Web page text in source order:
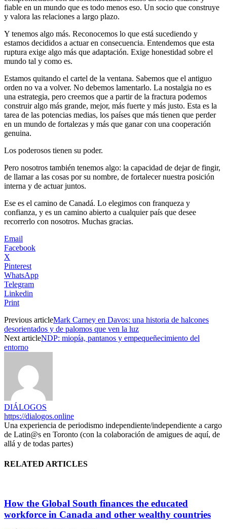
fiable en un mundo que es todo menos eso. Un socio que construye
y valora las relaciones a largo plazo.
Y tenemos algo más. Reconocemos lo que está sucediendo y
estamos decididos a actuar en consecuencia. Entendemos que esta
ruptura exige algo más que adaptación. Exige honestidad sobre el
mundo tal y como es.
Estamos quitando el cartel de la ventana. Sabemos que el antiguo
orden no va a volver. No debemos lamentarlo. La nostalgia no es
una estrategia, pero creemos que a partir de la fractura podemos
construir algo más grande, mejor, más fuerte y más justo. Esta es la
tarea de las potencias medias, los países que más tienen que perder
en un mundo de fortalezas y más que ganar con una cooperación
genuina.
Los poderosos tienen su poder.
Pero nosotros también tenemos algo: la capacidad de dejar de fingir,
de llamar a las cosas por su nombre, de fortalecer nuestra posición
interna y de actuar juntos.
Ese es el camino de Canadá. Lo elegimos con franqueza y
confianza, y es un camino abierto a cualquier país que desee
recorrerlo con nosotros. Muchas gracias.
Email
Facebook
X
Pinterest
WhatsApp
Telegram
Linkedin
Print
Previous articleMark Carney en Davos: una historia de halcones
desorientados y de palomos que ven la luz
Next articleNDP: miopía, pantanos y empequeñecimiento del
entorno
DIÁLOGOS
https://dialogos.online
Una experiencia de periodismo independiente/independiente a cargo
de Latin@s en Toronto (con la colaboración de amigues de aquí, de
allá y de todas partes)
RELATED ARTICLES
How the Global South finances the educated
workforce in Canada and other wealthy countries